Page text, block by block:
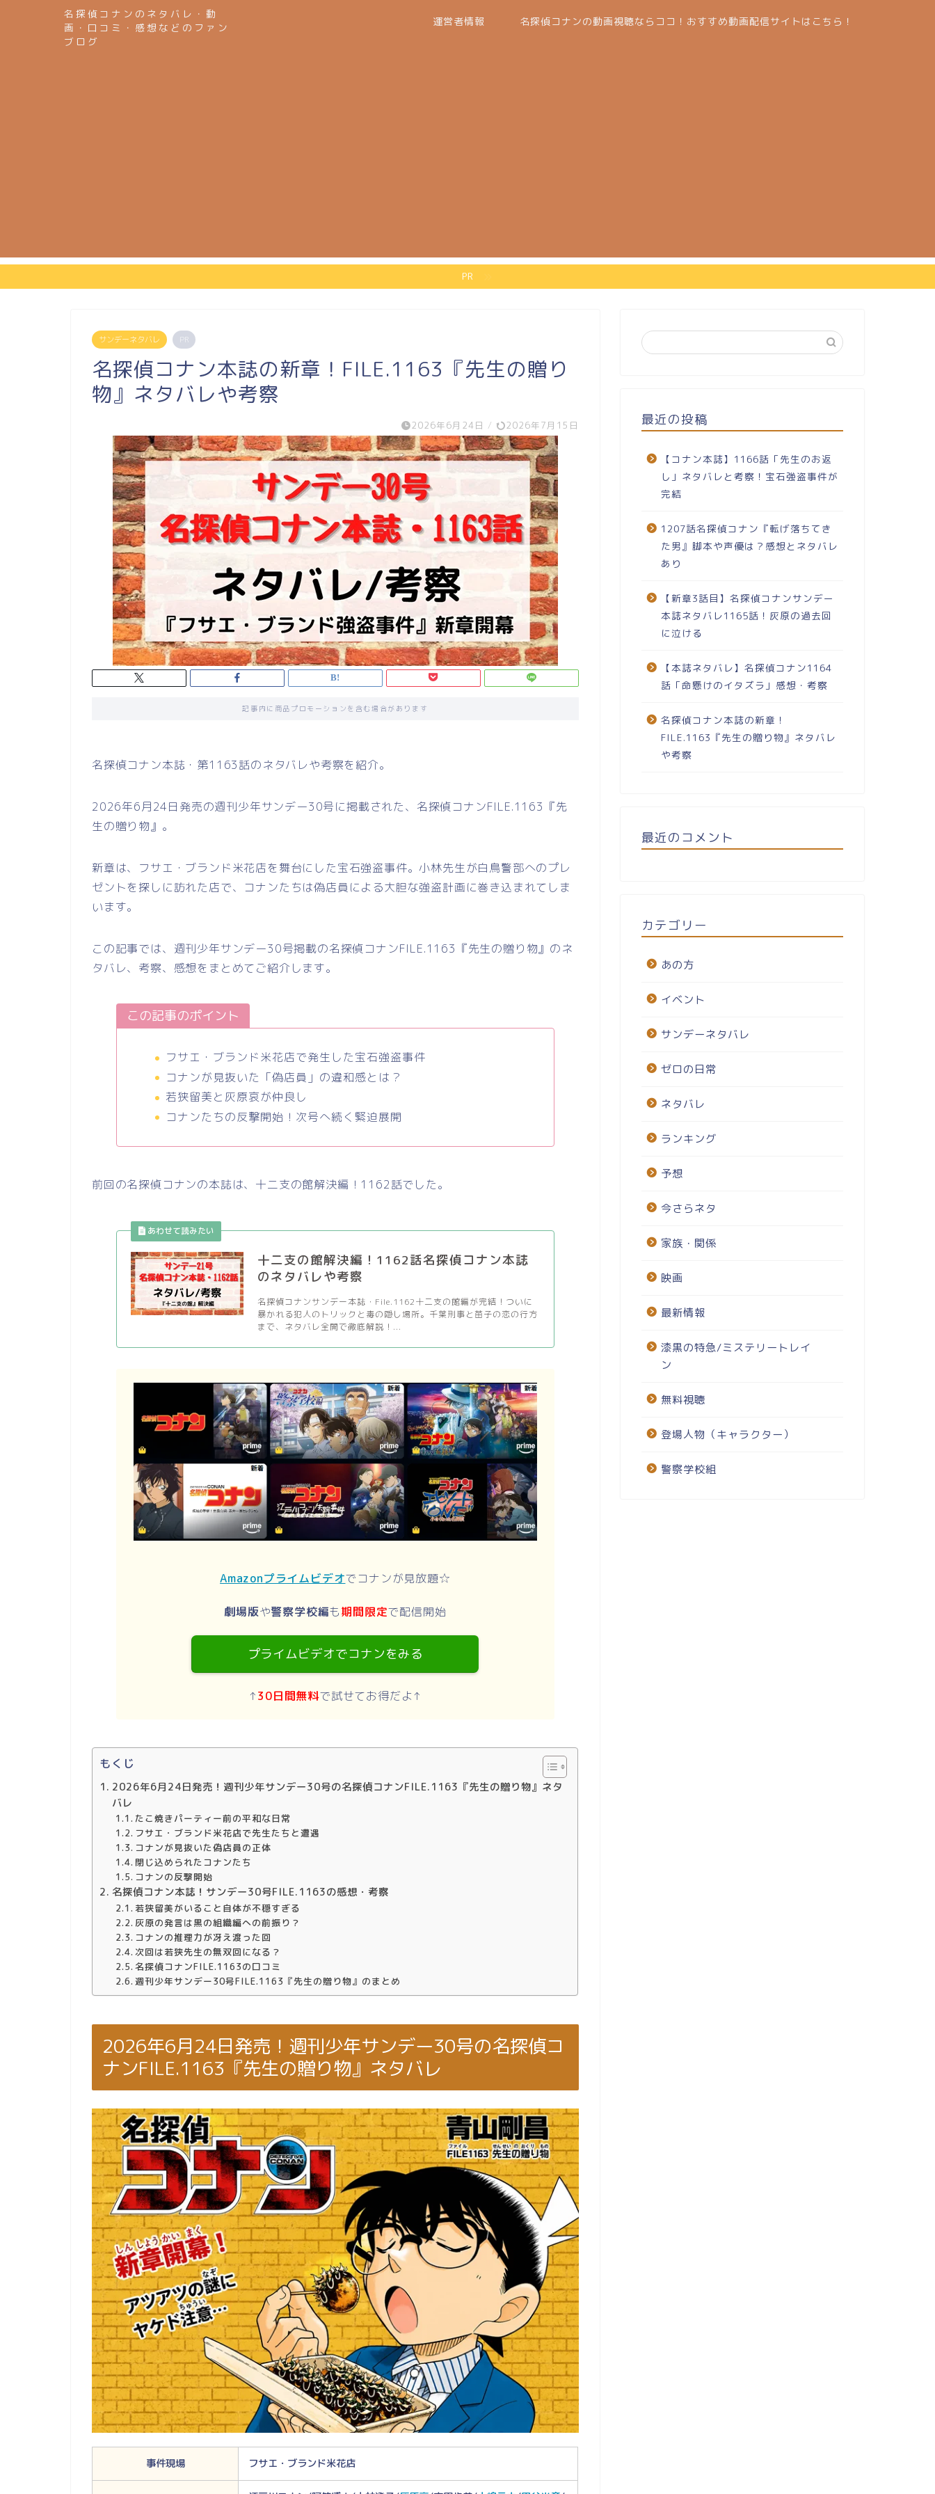
名探偵コナンのネタバレ・動
画・口コミ・感想などのファン
ブログ
運営者情報 名探偵コナンの動画視聴ならココ！おすすめ動画配信サイトはこちら！
PR
サンデーネタバレ PR
名探偵コナン本誌の新章！FILE.1163『先生の贈り
物』ネタバレや考察
2026年6月24日 / 2026年7月15日
記事内に商品プロモーションを含む場合があります
名探偵コナン本誌・第1163話のネタバレや考察を紹介。
2026年6月24日発売の週刊少年サンデー30号に掲載された、名探偵コナンFILE.1163『先
生の贈り物』。
新章は、フサエ・ブランド米花店を舞台にした宝石強盗事件。小林先生が白鳥警部へのプレ
ゼントを探しに訪れた店で、コナンたちは偽店員による大胆な強盗計画に巻き込まれてしま
います。
この記事では、週刊少年サンデー30号掲載の名探偵コナンFILE.1163『先生の贈り物』のネ
タバレ、考察、感想をまとめてご紹介します。
この記事のポイント
フサエ・ブランド米花店で発生した宝石強盗事件
コナンが見抜いた「偽店員」の違和感とは？
若狭留美と灰原哀が仲良し
コナンたちの反撃開始！次号へ続く緊迫展開
前回の名探偵コナンの本誌は、十二支の館解決編！1162話でした。
十二支の館解決編！1162話名探偵コナン本誌
のネタバレや考察
名探偵コナンサンデー本誌・File.1162十二支の館編が完結！ついに
暴かれる犯人のトリックと毒の隠し場所。千葉刑事と苗子の恋の行方
まで、ネタバレ全開で徹底解説！...
Amazonプライムビデオでコナンが見放題☆
劇場版や警察学校編も期間限定で配信開始
プライムビデオでコナンをみる
↑30日間無料で試せてお得だよ↑
もくじ
2026年6月24日発売！週刊少年サンデー30号の名探偵コナンFILE.1163『先生の贈り物』ネタ
バレ
たこ焼きパーティー前の平和な日常
フサエ・ブランド米花店で先生たちと遭遇
コナンが見抜いた偽店員の正体
閉じ込められたコナンたち
コナンの反撃開始
名探偵コナン本誌！サンデー30号FILE.1163の感想・考察
若狭留美がいること自体が不穏すぎる
灰原の発言は黒の組織編への前振り？
コナンの推理力が冴え渡った回
次回は若狭先生の無双回になる？
名探偵コナンFILE.1163の口コミ
週刊少年サンデー30号FILE.1163『先生の贈り物』のまとめ
2026年6月24日発売！週刊少年サンデー30号の名探偵コ
ナンFILE.1163『先生の贈り物』ネタバレ
事件現場 フサエ・ブランド米花店
最近の投稿
【コナン本誌】1166話「先生のお返
し」ネタバレと考察！宝石強盗事件が
完結
1207話名探偵コナン『転げ落ちてき
た男』脚本や声優は？感想とネタバレ
あり
【新章3話目】名探偵コナンサンデー
本誌ネタバレ1165話！灰原の過去回
に泣ける
【本誌ネタバレ】名探偵コナン1164
話「命懸けのイタズラ」感想・考察
名探偵コナン本誌の新章！
FILE.1163『先生の贈り物』ネタバレ
や考察
最近のコメント
カテゴリー
あの方
イベント
サンデーネタバレ
ゼロの日常
ネタバレ
ランキング
予想
今さらネタ
家族・関係
映画
最新情報
漆黒の特急/ミステリートレイ
ン
無料視聴
登場人物（キャラクター）
警察学校組